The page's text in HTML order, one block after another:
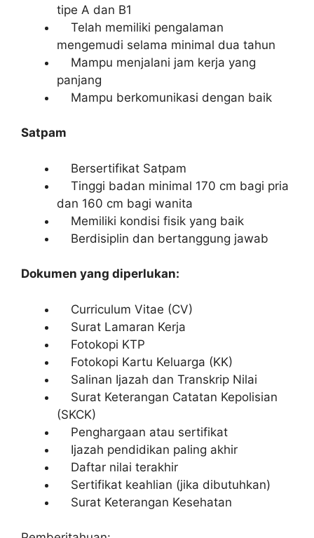
tipe A dan B1
Telah memiliki pengalaman
mengemudi selama minimal dua tahun
Mampu menjalani jam kerja yang
panjang
Mampu berkomunikasi dengan baik
Satpam
Bersertifikat Satpam
Tinggi badan minimal 170 cm bagi pria
dan 160 cm bagi wanita
Memiliki kondisi fisik yang baik
Berdisiplin dan bertanggung jawab
Dokumen yang diperlukan:
Curriculum Vitae (CV)
Surat Lamaran Kerja
Fotokopi KTP
Fotokopi Kartu Keluarga (KK)
Salinan Ijazah dan Transkrip Nilai
Surat Keterangan Catatan Kepolisian
(SKCK)
Penghargaan atau sertifikat
Ijazah pendidikan paling akhir
Daftar nilai terakhir
Sertifikat keahlian (jika dibutuhkan)
Surat Keterangan Kesehatan